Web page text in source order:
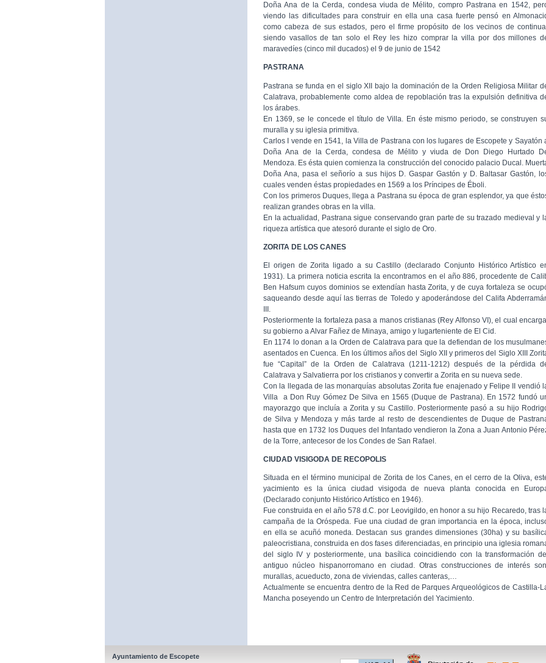
Doña Ana de la Cerda, condesa viuda de Mélito, compro Pastrana en 1542,
viendo las dificultades para construir en ella una casa fuerte pensó en
como cabeza de sus estados, pero el firme propósito de los vecinos de
siendo vasallos de tan solo el Rey les hizo comprar la villa por dos millones
maravedíes (cinco mil ducados) el 9 de junio de 1542
PASTRANA
Pastrana se funda en el siglo XII bajo la dominación de la Orden Religiosa Militar
Calatrava, probablemente como aldea de repoblación tras la expulsión definitiva
los árabes.
En 1369, se le concede el título de Villa. En éste mismo periodo, se construyen
muralla y su iglesia primitiva.
Carlos I vende en 1541, la Villa de Pastrana con los lugares de Escopete y Sayatón
Doña Ana de la Cerda, condesa de Mélito y viuda de Don Diego Hurtado
Mendoza. Es ésta quien comienza la construcción del conocido palacio Ducal.
Doña Ana, pasa el señorío a sus hijos D. Gaspar Gastón y D. Baltasar Gastón,
cuales venden éstas propiedades en 1569 a los Príncipes de Éboli.
Con los primeros Duques, llega a Pastrana su época de gran esplendor, ya que
realizan grandes obras en la villa.
En la actualidad, Pastrana sigue conservando gran parte de su trazado medieval y
riqueza artística que atesoró durante el siglo de Oro.
ZORITA DE LOS CANES
El origen de Zorita ligado a su Castillo (declarado Conjunto Histórico Artístico
1931). La primera noticia escrita la encontramos en el año 886, procedente de
Ben Hafsum cuyos dominios se extendían hasta Zorita, y de cuya fortaleza se
saqueando desde aquí las tierras de Toledo y apoderándose del Califa
III.
Posteriormente la fortaleza pasa a manos cristianas (Rey Alfonso VI), el cual encarga
su gobierno a Alvar Fañez de Minaya, amigo y lugarteniente de El Cid.
En 1174 lo donan a la Orden de Calatrava para que la defiendan de los
asentados en Cuenca. En los últimos años del Siglo XII y primeros del Siglo XIII
fue “Capital” de la Orden de Calatrava (1211-1212) después de la pérdida
Calatrava y Salvatierra por los cristianos y convertir a Zorita en su nueva sede.
Con la llegada de las monarquías absolutas Zorita fue enajenado y Felipe II vendió
Villa a Don Ruy Gómez De Silva en 1565 (Duque de Pastrana). En 1572 fundó
mayorazgo que incluía a Zorita y su Castillo. Posteriormente pasó a su hijo
de Silva y Mendoza y más tarde al resto de descendientes de Duque de
hasta que en 1732 los Duques del Infantado vendieron la Zona a Juan Antonio
de la Torre, antecesor de los Condes de San Rafael.
CIUDAD VISIGODA DE RECOPOLIS
Situada en el término municipal de Zorita de los Canes, en el cerro de la Oliva,
yacimiento es la única ciudad visigoda de nueva planta conocida en
(Declarado conjunto Histórico Artístico en 1946).
Fue construida en el año 578 d.C. por Leovigildo, en honor a su hijo Recaredo, tras
campaña de la Oróspeda. Fue una ciudad de gran importancia en la época,
en ella se acuñó moneda. Destacan sus grandes dimensiones (30ha) y su
paleocristiana, construida en dos fases diferenciadas, en principio una iglesia
del siglo IV y posteriormente, una basílica coincidiendo con la transformación del
antiguo núcleo hispanorromano en ciudad. Otras construcciones de interés
murallas, acueducto, zona de viviendas, calles canteras,…
Actualmente se encuentra dentro de la Red de Parques Arqueológicos de Castilla-
Mancha poseyendo un Centro de Interpretación del Yacimiento.
Ayuntamiento de Escopete